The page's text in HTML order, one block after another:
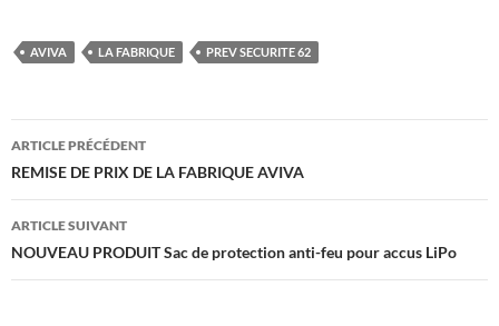
AVIVA LA FABRIQUE PREV SECURITE 62
Navigation
des
articles
ARTICLE PRÉCÉDENT
REMISE DE PRIX DE LA FABRIQUE AVIVA
ARTICLE SUIVANT
NOUVEAU PRODUIT Sac de protection anti-feu pour accus LiPo